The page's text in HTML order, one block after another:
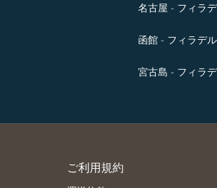
名古屋 - フィラ
函館 - フィラデ
宮古島 - フィラ
ご利用規約